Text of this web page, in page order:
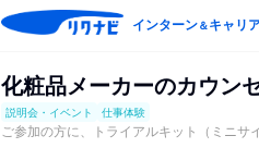
インターン＆キャリ
化粧品メーカーのカウン
説明会・イベント 仕事体験
ご参加の方に、トライアルキット（ミニサ